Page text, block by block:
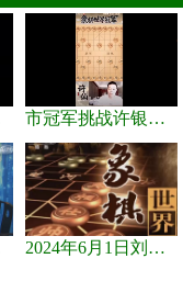
市冠军挑战许银川，急进中兵变化真激烈！
2024年6月1日刘君、蒋川讲解第三届上海杯象棋大师赛谢靖与李少庚...